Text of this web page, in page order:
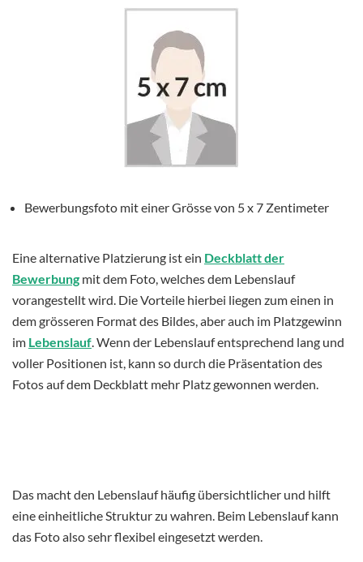
Bewerbungsfoto mit einer Grösse von 5 x 7 Zentimeter
Eine alternative Platzierung ist ein Deckblatt der
Bewerbung mit dem Foto, welches dem Lebenslauf
vorangestellt wird. Die Vorteile hierbei liegen zum einen in
dem grösseren Format des Bildes, aber auch im Platzgewinn
im Lebenslauf. Wenn der Lebenslauf entsprechend lang und
voller Positionen ist, kann so durch die Präsentation des
Fotos auf dem Deckblatt mehr Platz gewonnen werden.
Das macht den Lebenslauf häufig übersichtlicher und hilft
eine einheitliche Struktur zu wahren. Beim Lebenslauf kann
das Foto also sehr flexibel eingesetzt werden.